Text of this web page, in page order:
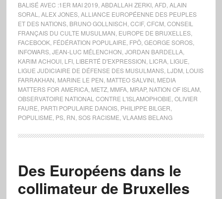
BALISÉ AVEC :1ER MAI 2019 ABDALLAH ZERKI, AFD ALAIN
SORAL
ALEX JONES, ALLIANCE EUROPÉENNE DES PEUPLES
ET DES NATIONS, BRUNO GOLLNISCH CCIF, CFCM CONSEIL
FRANÇAIS DU CULTE MUSULMAN EUROPE DE BRUXELLES,
FACEBOOK, FÉDÉRATION POPULAIRE FPÖ, GEORGE SOROS,
INFOWARS, JEAN-LUC MÉLENCHON JORDAN BARDELLA,
KARIM ACHOUI, LFI, LIBERTÉ D'EXPRESSION LICRA, LIGUE
LIGUE JUDICIAIRE DE DÉFENSE DES MUSULMANS, LJDM LOUIS
FARRAKHAN MARINE LE PEN MATTEO SALVINI, MEDIA
MATTERS FOR AMERICA, METZ, MMFA, MRAP, NATION OF ISLAM
OBSERVATOIRE NATIONAL CONTRE L'ISLAMOPHOBIE OLIVIER
FAURE PARTI POPULAIRE DANOIS, PHILIPPE BILGER
POPULISME PS, RN SOS RACISME VLAAMS BELANG
Des Européens dans le
collimateur de Bruxelles